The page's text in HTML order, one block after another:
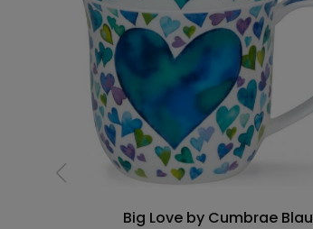
Big Love by Cumbrae Blau